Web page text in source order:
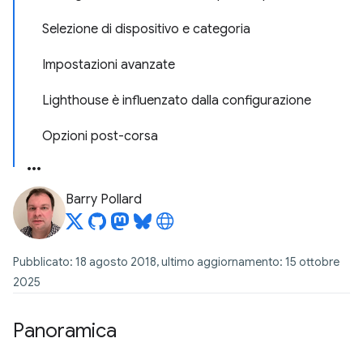
Selezione di dispositivo e categoria
Impostazioni avanzate
Lighthouse è influenzato dalla configurazione
Opzioni post-corsa
Barry Pollard
Pubblicato: 18 agosto 2018, ultimo aggiornamento: 15 ottobre
2025
Panoramica